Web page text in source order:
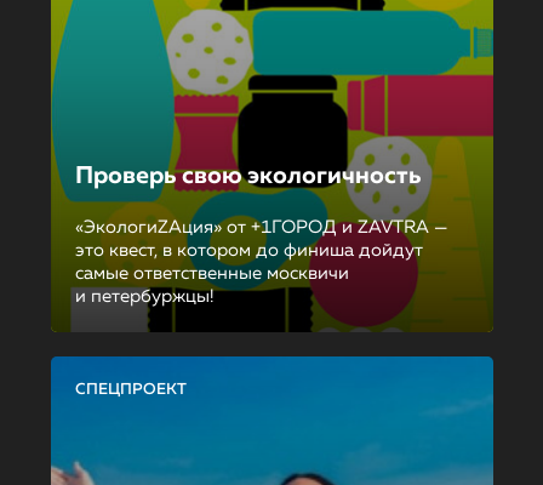
Проверь свою экологичность
«ЭкологиZAция» от +1ГОРОД и ZAVTRA —
это квест, в котором до финиша дойдут
самые ответственные москвичи
и петербуржцы!
СПЕЦПРОЕКТ